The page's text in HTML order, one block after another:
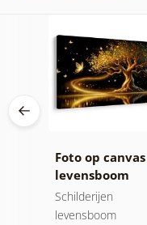
Foto op canvas
levensboom
gouden magie
Schilderijen
levensboom